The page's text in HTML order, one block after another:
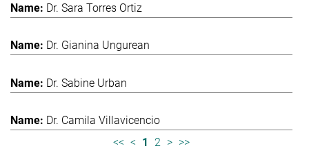
Dr. Sara Torres Ortiz
Dr. Gianina Ungurean
Dr. Sabine Urban
Dr. Camila Villavicencio
<< < 1 2 > >>